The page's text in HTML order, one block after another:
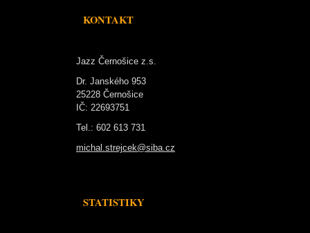
KONTAKT
Jazz Černošice z.s.
Dr. Janského 953
25228 Černošice
IČ: 22693751
Tel.: 602 613 731
michal.strejcek@siba.cz
STATISTIKY